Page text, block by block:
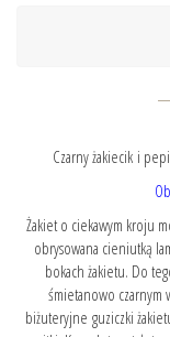
Czarny żakiecik i
Żakiet o ciekawym kroju
obrysowana cieniutką
bokach żakietu. Do
śmietanowo czarnym
biżuteryjne guziczki